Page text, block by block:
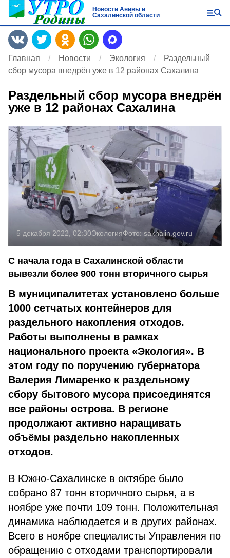
Новости Анивы и
Сахалинской области
Главная Новости Экология
Раздельный
сбор мусора внедрён уже в 12 районах Сахалина
Раздельный сбор мусора внедрён
уже в 12 районах Сахалина
5 декабря 2022, 02:30ЭкологияФото: sakhalin.gov.ru
С начала года в Сахалинской области
вывезли более 900 тонн вторичного сырья
В муниципалитетах установлено больше
1000 сетчатых контейнеров для
раздельного накопления отходов.
Работы выполнены в рамках
национального проекта «Экология». В
этом году по поручению губернатора
Валерия Лимаренко к раздельному
сбору бытового мусора присоединятся
все районы острова. В регионе
продолжают активно наращивать
объёмы раздельно накопленных
отходов.
В Южно-Сахалинске в октябре было
собрано 87 тонн вторичного сырья, а в
ноябре уже почти 109 тонн. Положительная
динамика наблюдается и в других районах.
Всего в ноябре специалисты Управления по
обращению с отходами транспортировали